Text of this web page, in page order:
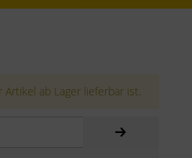
ab Lager lieferbar ist.